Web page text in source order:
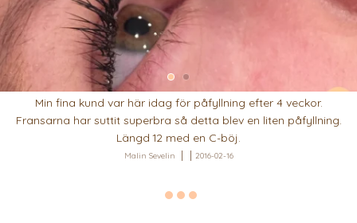
Min fina kund var här idag för påfyllning efter 4 veckor.
Fransarna har suttit superbra så detta blev en liten påfyllning.
Längd 12 med en C-böj.
Malin Sevelin 2016-02-16